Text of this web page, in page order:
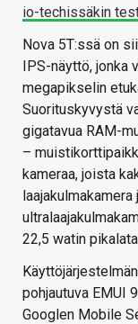
io-techissäkin
Nova 5T:ssä on
IPS-näyttö, jonka
megapikselin
Suorituskyvystä
gigatavua RAM-
–
kameraa, joista
22,5 watin
pohjautuva EMUI
Googlen Mobile